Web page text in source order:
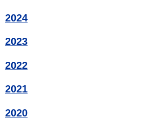
2024
2023
2022
2021
2020